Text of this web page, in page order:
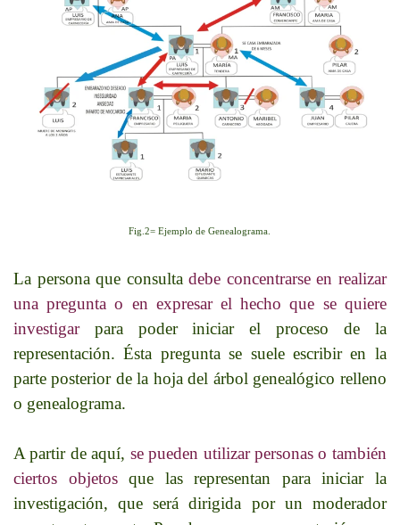
Fig.2= Ejemplo de Genealograma.
La persona que consultadebe concentrarse en realizar
una pregunta o en expresar el hecho que se quiere
investigar
para poder iniciar el proceso de la
representación. Ésta pregunta se suele escribir en la
parte posterior de la hoja del árbol genealógico relleno
o genealograma.
A partir de aquí, se pueden utilizar personas o también
ciertos objetos que las representan para iniciar la
investigación, que será dirigida por un moderador